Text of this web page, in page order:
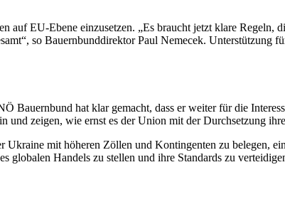
EU-Ebene einzusetzen. „Es braucht jetzt klare Regeln,
so Bauernbunddirektor Paul Nemecek.
Bauernbund hat klar gemacht, dass er weiter für die
zeigen, wie ernst es der Union mit der Durchsetzung
Ukraine mit höheren Zöllen und Kontingenten zu belegen,
globalen Handels zu stellen und ihre Standards zu